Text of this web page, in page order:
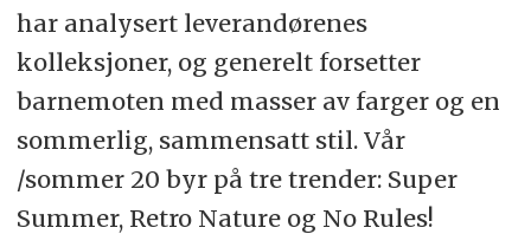
har analysert leverandørenes
kolleksjoner, og generelt forsetter
barnemoten med masser av farger og en
sommerlig, sammensatt stil. Vår
/sommer 20 byr på tre trender: Super
Summer, Retro Nature og No Rules!